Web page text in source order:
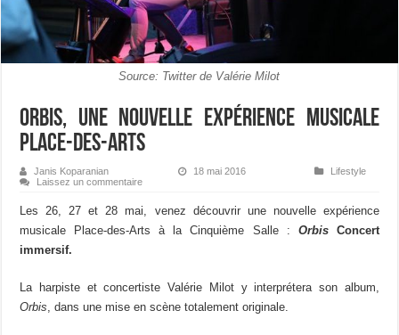
Source: Twitter de Valérie Milot
Orbis, une nouvelle expérience musicale
Place-des-Arts
Janis Koparanian 18 mai 2016
Lifestyle
Laissez un commentaire
Les 26, 27 et 28 mai, venez découvrir une nouvelle expérience
musicale Place-des-Arts à la Cinquième Salle : OrbisConcert
immersif.
La harpiste et concertiste Valérie Milot y interprétera son album,
Orbis , dans une mise en scène totalement originale.